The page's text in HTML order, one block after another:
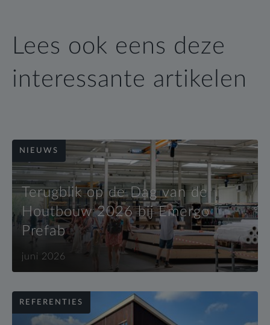
Lees ook eens deze
interessante artikelen
NIEUWS
Terugblik op de Dag van de
Houtbouw 2026 bij Emergo
Prefab
juni 2026
REFERENTIES